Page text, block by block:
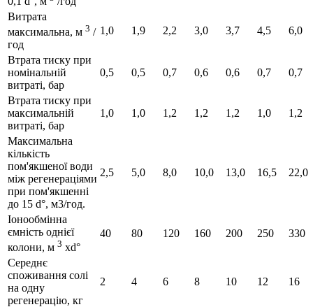
Витрата
максимальна, м 3 /
год
1,0 1,9 2,2 3,0 3,7 4,5 6,0
Втрата тиску при
номінальній
витраті, бар
0,5 0,5 0,7 0,6 0,6 0,7 0,7
Втрата тиску при
максимальній
витраті, бар
1,0 1,0 1,2 1,2 1,2 1,0 1,2
Максимальна
кількість
пом'якшеної води
між регенераціями
при пом'якшенні
до 15 d°, м3/год.
2,5 5,0 8,0 10,0 13,0 16,5 22,0
Іонообмінна
ємність однієї
колони, м 3 xd°
40 80 120 160 200 250 330
Середнє
споживання солі
на одну
регенерацію, кг
2 4 6 8 10 12 16